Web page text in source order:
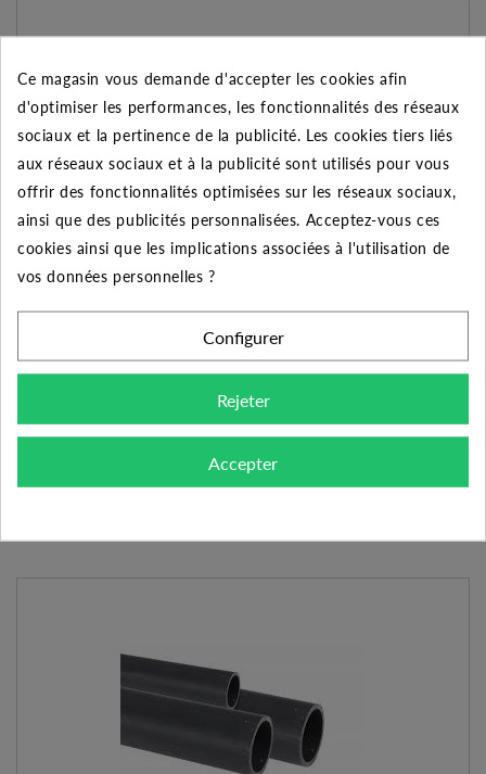
5.20 €
AJOUTER AU PANIER
Expédié l'après-midi pour une commande avant 11h
Ce magasin vous demande d'accepter les cookies afin
d'optimiser les performances, les fonctionnalités des réseaux
sociaux et la pertinence de la publicité. Les cookies tiers liés
aux réseaux sociaux et à la publicité sont utilisés pour vous
offrir des fonctionnalités optimisées sur les réseaux sociaux,
ainsi que des publicités personnalisées. Acceptez-vous ces
cookies ainsi que les implications associées à l'utilisation de
vos données personnelles ?
Configurer
Rejeter
Accepter